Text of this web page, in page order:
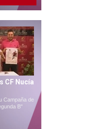
CF Nucía
Campaña de
B"